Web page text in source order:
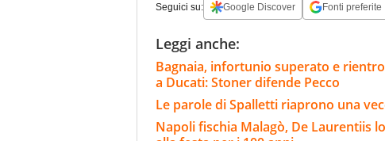
Seguici su: Google Discover Fonti preferite
Leggi anche:
Bagnaia, infortunio superato e
a Ducati: Stoner difende Pecco
Le parole di Spalletti riaprono una
Napoli fischia Malagò, De Laurentiis